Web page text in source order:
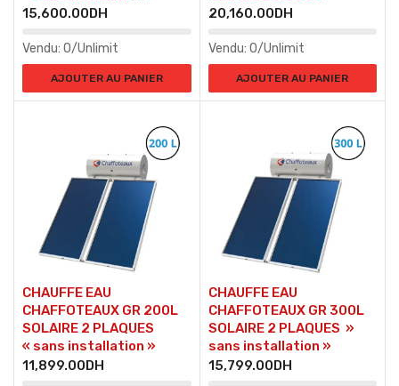
15,600.00DH
Vendu: 0/Unlimit
AJOUTER AU PANIER
20,160.00DH
Vendu: 0/Unlimit
AJOUTER AU PANIER
CHAUFFE EAU
CHAFFOTEAUX GR 200L
SOLAIRE 2 PLAQUES
« sans installation »
11,899.00DH
CHAUFFE EAU
CHAFFOTEAUX GR 300L
SOLAIRE 2 PLAQUES »
sans installation »
15,799.00DH